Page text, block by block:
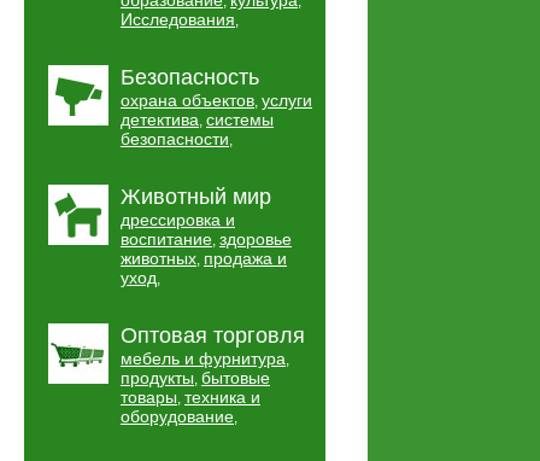
Исследования,
Безопасность
охрана объектов, услуги
детектива, системы
безопасности,
Животный мир
дрессировка и
воспитание, здоровье
животных, продажа и
уход,
Оптовая торговля
мебель и фурнитура,
продукты, бытовые
товары, техника и
оборудование,